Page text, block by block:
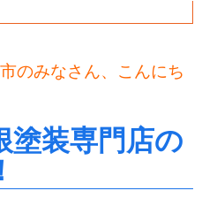
のみなさん、こんにち
塗装専門店の